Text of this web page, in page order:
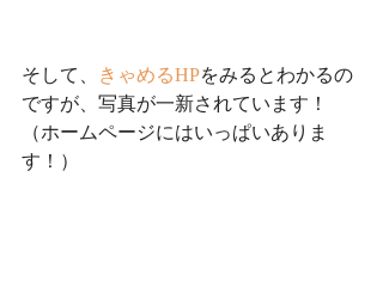
そして、 きゃめるHPをみるとわかるの
ですが、写真が一新されています！
（ホームページにはいっぱいありま
す！）